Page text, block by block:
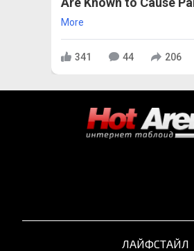
More
341 44 206
ЛАЙФСТАЙЛ